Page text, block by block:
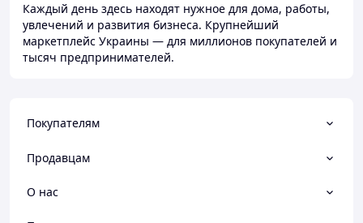
Каждый день здесь находят нужное для дома, работы,
увлечений и развития бизнеса. Крупнейший
маркетплейс Украины — для миллионов покупателей и
тысяч предпринимателей.
Покупателям
Продавцам
О нас